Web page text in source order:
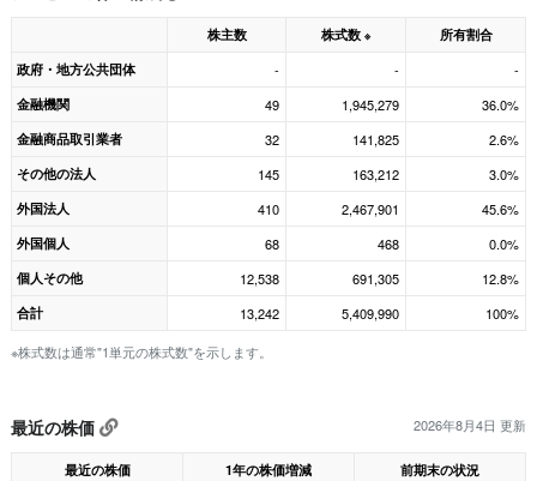
株主数 株式数 ※
所有割合
政府・地方公共団体
- - -
金融機関 49 1,945,279 36.0%
金融商品取引業者 32 141,825 2.6%
その他の法人 145 163,212 3.0%
外国法人 410 2,467,901 45.6%
外国個人 68 468 0.0%
個人その他 12,538 691,305 12.8%
合計 13,242 5,409,990
100%
※株式数は通常"1単元の株式数"を示します。
最近の株価 2026年8月4日 更新
最近の株価 1年の株価増減 前期末の状況